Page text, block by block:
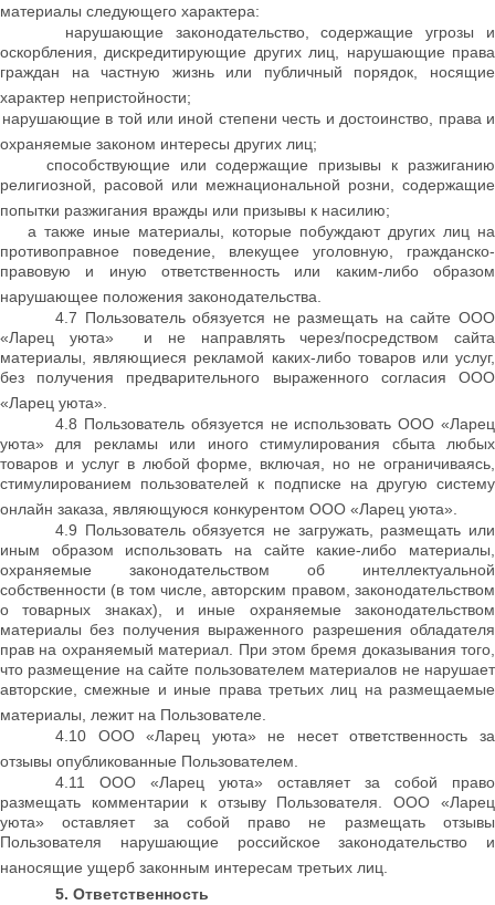
материалы следующего характера:
нарушающие законодательство, содержащие угрозы и
оскорбления, дискредитирующие других лиц, нарушающие права
граждан на частную жизнь или публичный порядок, носящие
характер непристойности;
нарушающие в той или иной степени честь и достоинство, права и
охраняемые законом интересы других лиц;
способствующие или содержащие призывы к разжиганию
религиозной, расовой или межнациональной розни, содержащие
попытки разжигания вражды или призывы к насилию;
а также иные материалы, которые побуждают других лиц на
противоправное поведение, влекущее уголовную, гражданско-
правовую и иную ответственность или каким-либо образом
нарушающее положения законодательства.
4.7 Пользователь обязуется не размещать на сайте ООО
«Ларец уюта» и не направлять через/посредством сайта
материалы, являющиеся рекламой каких-либо товаров или услуг,
без получения предварительного выраженного согласия ООО
«Ларец уюта».
4.8 Пользователь обязуется не использовать ООО «Ларец
уюта» для рекламы или иного стимулирования сбыта любых
товаров и услуг в любой форме, включая, но не ограничиваясь,
стимулированием пользователей к подписке на другую систему
онлайн заказа, являющуюся конкурентом ООО «Ларец уюта».
4.9 Пользователь обязуется не загружать, размещать или
иным образом использовать на сайте какие-либо материалы,
охраняемые законодательством об интеллектуальной
собственности (в том числе, авторским правом, законодательством
о товарных знаках), и иные охраняемые законодательством
материалы без получения выраженного разрешения обладателя
прав на охраняемый материал. При этом бремя доказывания того,
что размещение на сайте пользователем материалов не нарушает
авторские, смежные и иные права третьих лиц на размещаемые
материалы, лежит на Пользователе.
4.10 ООО «Ларец уюта» не несет ответственность за
отзывы опубликованные Пользователем.
4.11 ООО «Ларец уюта» оставляет за собой право
размещать комментарии к отзыву Пользователя. ООО «Ларец
уюта» оставляет за собой право не размещать отзывы
Пользователя нарушающие российское законодательство и
наносящие ущерб законным интересам третьих лиц.
5. Ответственность